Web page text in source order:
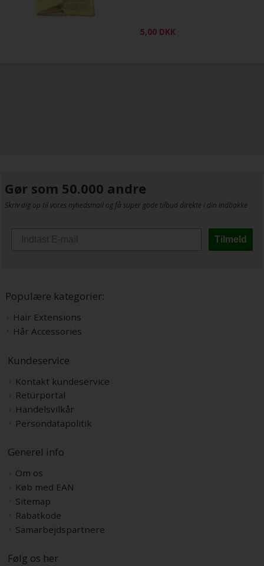
5,00 DKK
Gør som 50.000 andre
Skriv dig op til vores nyhedsmail og få super gode tilbud direkte i din indbakke
Tilmeld
Populære kategorier:
Hair Extensions
Hår Accessories
Kundeservice
Kontakt kundeservice
Returportal
Handelsvilkår
Persondatapolitik
Generel info
Om os
Køb med EAN
Sitemap
Rabatkode
Samarbejdspartnere
Følg os her